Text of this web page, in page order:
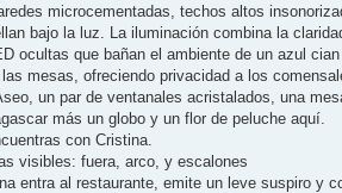
microcementadas, techos altos
bajo la luz. La iluminación combina la
ocultas que bañan el ambiente de un azul
mesas, ofreciendo privacidad a los
un par de ventanales acristalados, una
más un globo y un flor de peluche aquí.
con Cristina.
visibles: fuera, arco, y escalones
entra al restaurante, emite un leve suspiro y